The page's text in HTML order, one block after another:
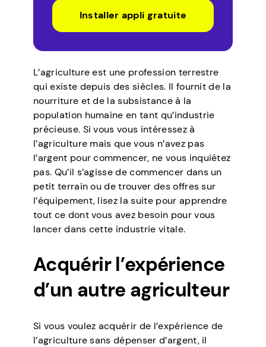
Installer appli gratuite
L’agriculture est une profession terrestre
qui existe depuis des siècles. Il fournit de la
nourriture et de la subsistance à la
population humaine en tant qu’industrie
précieuse. Si vous vous intéressez à
l’agriculture mais que vous n’avez pas
l’argent pour commencer, ne vous inquiétez
pas. Qu’il s’agisse de commencer dans un
petit terrain ou de trouver des offres sur
l’équipement, lisez la suite pour apprendre
tout ce dont vous avez besoin pour vous
lancer dans cette industrie vitale.
Acquérir l’expérience
d’un autre agriculteur
Si vous voulez acquérir de l’expérience de
l’agriculture sans dépenser d’argent, il